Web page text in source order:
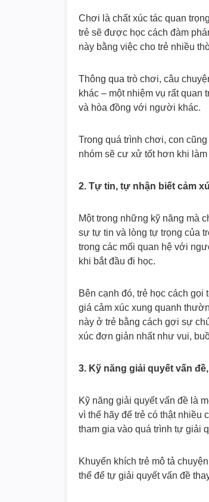
Chơi là chất xúc tác quan
trẻ sẽ được học cách đàm
này bằng việc cho trẻ nhiều
Thông qua trò chơi, câu
khác – một nhiệm vụ rất
và hòa đồng với người khác.
Trong quá trình chơi, con
nhóm sẽ cư xử tốt hơn khi
2. Tự tin, tự nhận biết cảm
Một trong những kỹ năng mà
sự tự tin và lòng tự trọng của
trong các mối quan hệ với
khi bắt đầu đi học.
Bên cạnh đó, trẻ học cách
giá cảm xúc xung quanh
này ở trẻ bằng cách gợi sự
xúc đơn giản nhất như vui,
3. Kỹ năng giải quyết vấn
Kỹ năng giải quyết vấn đề là
vì thế hãy để trẻ có thật nhiều
tham gia vào quá trình tự giải
Khuyến khích trẻ mô tả
thể để tự giải quyết vấn đề